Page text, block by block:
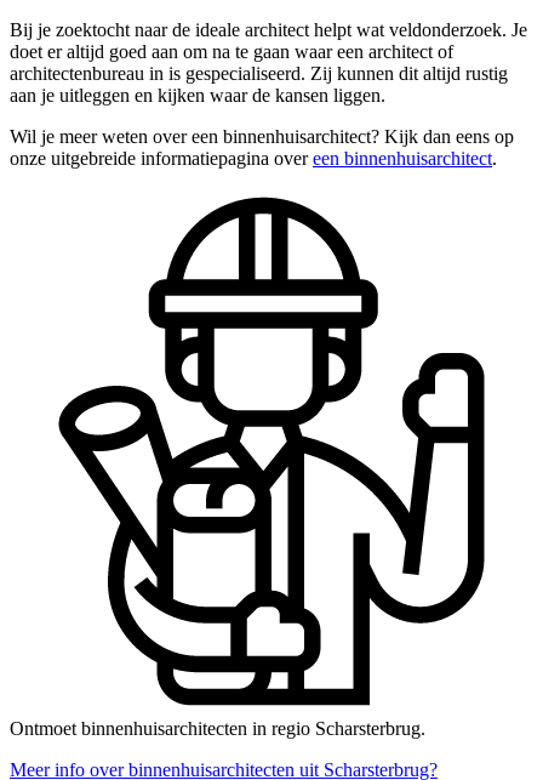
Bij je zoektocht naar de ideale architect helpt wat veldonderzoek. Je
doet er altijd goed aan om na te gaan waar een architect of
architectenbureau in is gespecialiseerd. Zij kunnen dit altijd rustig
aan je uitleggen en kijken waar de kansen liggen.
Wil je meer weten over een binnenhuisarchitect? Kijk dan eens op
onze uitgebreide informatiepagina overeen binnenhuisarchitect.
Ontmoet binnenhuisarchitecten in regio Scharsterbrug.
Meer info over binnenhuisarchitecten uit Scharsterbrug?